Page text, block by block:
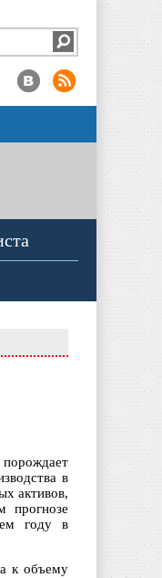
порождает
в
активов,
прогнозе
году в
к объему